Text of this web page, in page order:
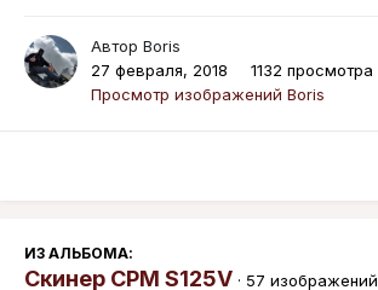
Автор Boris
27 февраля, 2018
1132 просмотра
Просмотр изображений Boris
ИЗ АЛЬБОМА:
Скинер CPM S125V · 57 изображений